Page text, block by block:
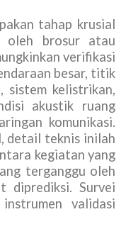
tahap krusial
oleh brosur atau
verifikasi
besar, titik
sistem kelistrikan,
akustik ruang
komunikasi.
detail teknis inilah
kegiatan yang
terganggu oleh
diprediksi. Survei
validasi